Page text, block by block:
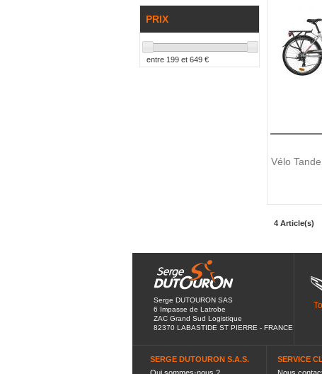
PRIX
entre 199 et 649 €
Vélo
4 Article(s)
Serge DUTOURON SAS
6 Impasse de Latrobe
ZAC Grand Sud Logistique
82370 LABASTIDE ST PIERRE - FRANCE
SERGE DUTOURON S.A.S.
SERVICE